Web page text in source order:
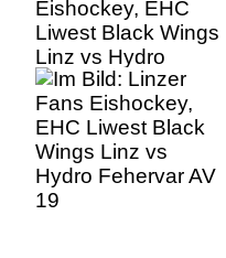
Eishockey, EHC
Liwest Black Wings
Linz vs Hydro
Fehervar AV 19